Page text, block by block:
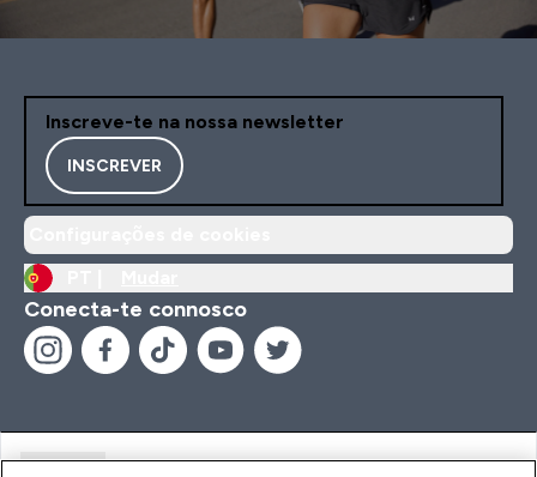
Inscreve-te na nossa newsletter
INSCREVER
Conecta-te connosco